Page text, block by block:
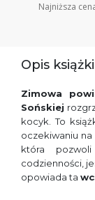
Najniższa
Opis
Zimowa
Sońskiej
kocyk. To
oczekiwaniu na
która
codzienności,
opowiada ta